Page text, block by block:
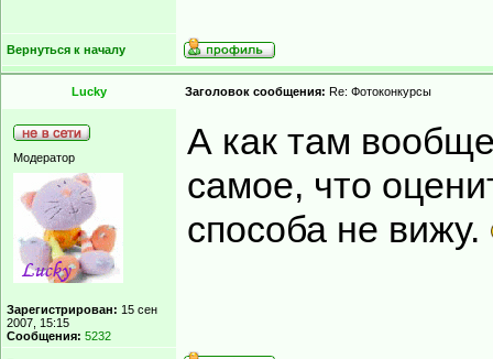
Вернуться к началу
Lucky Заголовок сообщения: Re: Фотоконкурсы
Модератор
Зарегистрирован: 15 сен
2007, 15:15
Сообщения: 5232
А как там
самое, что
способа не вижу.